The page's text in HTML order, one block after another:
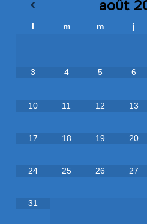
août
l m m j
3 4 5 6
10 11 12 13
17 18 19 20
24 25 26 27
31